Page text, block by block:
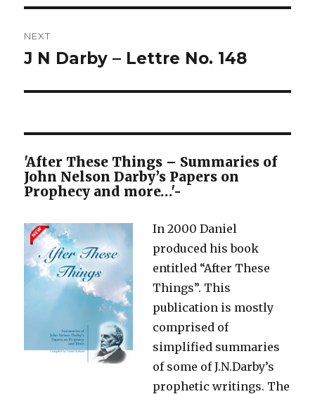
NEXT
Next
J N Darby – Lettre No. 148
'After These Things – Summaries of
John Nelson Darby’s Papers on
Prophecy and more…'-
In 2000 Daniel
produced his book
entitled “After These
Things”. This
publication is mostly
comprised of
simplified summaries
of some of J.N.Darby’s
prophetic writings. The